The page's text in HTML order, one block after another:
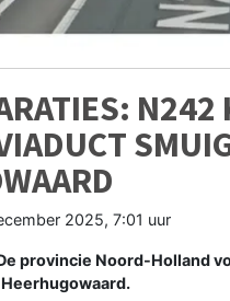
2025, 7:01 uur
De provincie Noord-Holland